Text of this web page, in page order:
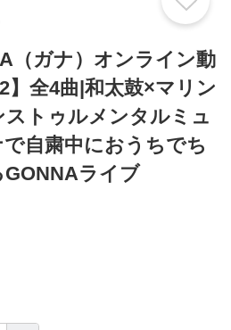
（ガナ）オンライン動
】全4曲|和太鼓×マリン
トゥルメンタルミュ
自粛中におうちでち
ライブ